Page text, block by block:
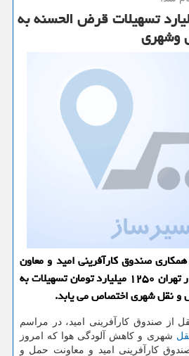
۱۲۵۰ میلیارد تسهیلات قرض الحسنه به
وشهری
صندوق كارآفرینی امید و معاون
حمل و نقل ترافیك شهردار تهران ۱۲۵۰ میلیارد تومان تسهیلات به
و نقل شهری اختصاص می یابد.
از صندوق كارآفرینی امید، در مراسم
شهری و كاهش آلودگی هوا كه امروز
بین صندوق كارآفرینی امید و معاونت حمل و